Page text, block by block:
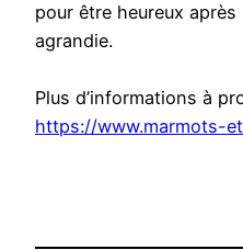
pour être heureux
agrandie.
Plus d’informations à
https://www.marmots-